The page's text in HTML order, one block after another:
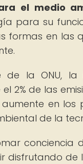
el medio
para su
formas en las
de la ONU,
2% de las
en
de la
conciencia
disfrutando